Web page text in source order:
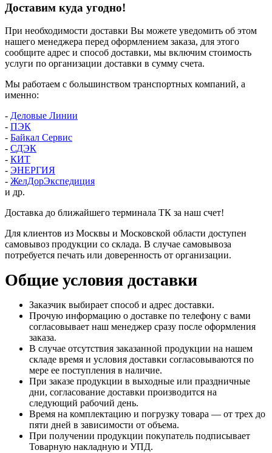
Доставим куда угодно!
При необходимости доставки Вы можете уведомить об этом
нашего менеджера перед оформлением заказа, для этого
сообщите адрес и способ доставки, мы включим стоимость
услуги по организации доставки в сумму счета.
Мы работаем с большинством транспортных компаний, а
именно:
- Деловые Линии
- ПЭК
- Байкал Сервис
- СДЭК
- КИТ
- ЭНЕРГИЯ
- ЖелДорЭкспедиция
и др.
Доставка до ближайшего терминала ТК за наш счет!
Для клиентов из Москвы и Московской области доступен
самовывоз продукции со склада. В случае самовывоза
потребуется печать или доверенность от организации.
Общие условия доставки
Заказчик выбирает способ и адрес доставки.
Прочую информацию о доставке по телефону с вами
согласовывает наш менеджер сразу после оформления
заказа.
В случае отсутствия заказанной продукции на нашем
складе время и условия доставки согласовываются по
мере ее поступления в наличие.
При заказе продукции в выходные или праздничные
дни, согласование доставки производится на
следующий рабочий день.
Время на комплектацию и погрузку товара — от трех до
пяти дней в зависимости от объема.
При получении продукции покупатель подписывает
Товарную накладную и УПД.